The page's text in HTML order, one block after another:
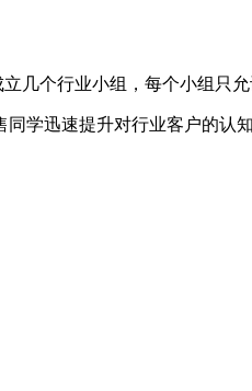
几个行业小组，每个小组只允
学迅速提升对行业客户的认